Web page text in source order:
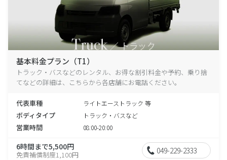
基本料金プラン（T1）
トラック・バスなどのレンタル、お得な割引料金や予約、乗り捨
てなどの詳細は、こちらから各店舗にお電話ください。
代表車種 ライトエーストラック 等
ボディタイプ トラック・バスなど
営業時間 08:00-20:00
6時間まで5,500円
免責補償制度1,100円 049-229-2333